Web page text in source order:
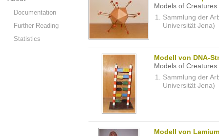
Documentation
Further Reading
Statistics
Models of
Sammlung der
Universität Jena)
Modell von DNA-
Models of
Sammlung der
Universität Jena)
Modell von